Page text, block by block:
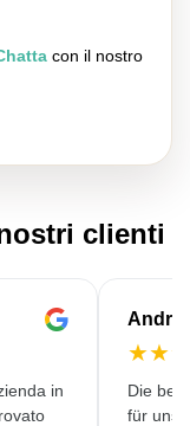
con il nostro
clienti
in
★★
Die
für